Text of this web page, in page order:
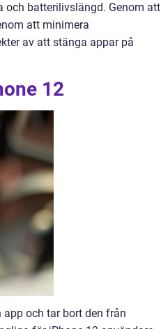
batterilivslängd. Genom att
att minimera
av att stänga appar på
12
och tar bort den från